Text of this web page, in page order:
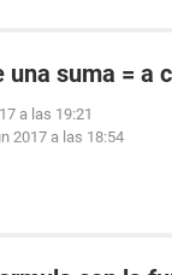
una suma = a
a las 19:21
2017 a las 18:54